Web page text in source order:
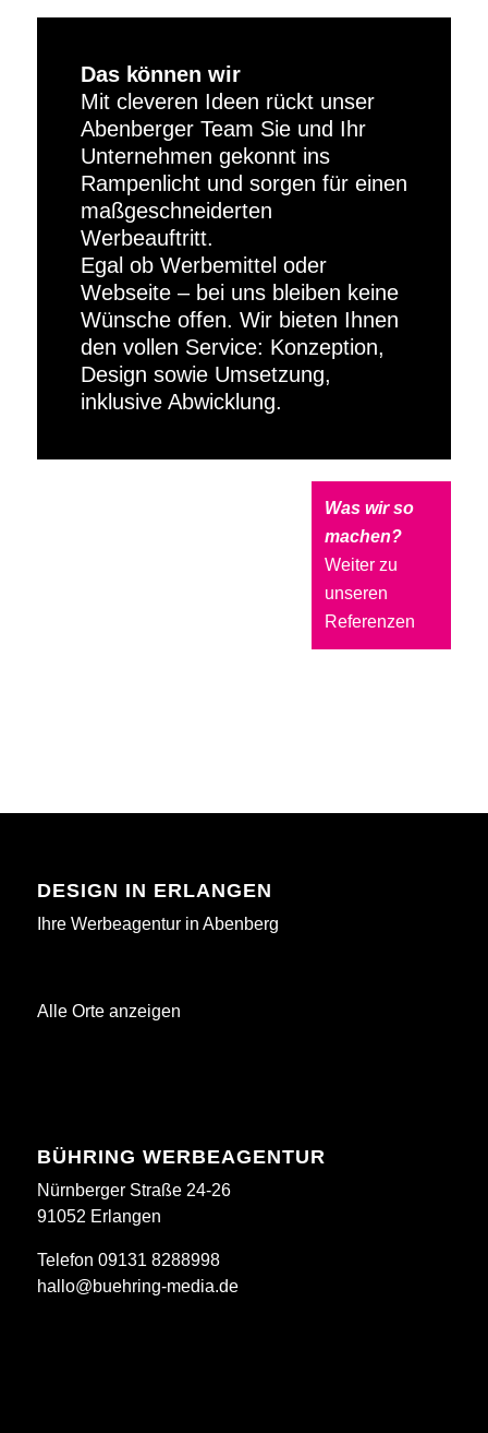
Das können wir
Mit cleveren Ideen rückt unser
Abenberger Team Sie und Ihr
Unternehmen gekonnt ins
Rampenlicht und sorgen für einen
maßgeschneiderten
Werbeauftritt.
Egal ob Werbemittel oder
Webseite – bei uns bleiben keine
Wünsche offen. Wir bieten Ihnen
den vollen Service: Konzeption,
Design sowie Umsetzung,
inklusive Abwicklung.
Was wir so
machen?
Weiter zu
unseren
Referenzen
DESIGN IN ERLANGEN
Ihre Werbeagentur in Abenberg
Alle Orte anzeigen
BÜHRING WERBEAGENTUR
Nürnberger Straße 24-26
91052 Erlangen
Telefon 09131 8288998
hallo@buehring-media.de